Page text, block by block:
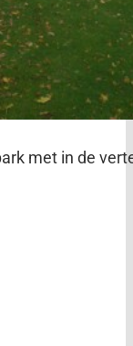
met in de